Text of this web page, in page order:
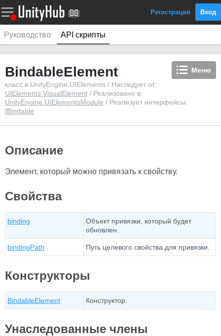
Регистрация Вход
Руководство API скрипты
Меню
BindableElement
класс в UnityEngine.UIElements / Наследует от:
UIElements.VisualElement / Реализовано в:
UnityEngine.UIElementsModule / Реализует интерфейсы:
IBindable
Описание
Элемент, который можно привязать к свойству.
Свойства
binding
Объект привязки, который будет
обновлен.
bindingPath Путь целевого свойства для привязки.
Конструкторы
BindableElement Конструктор.
Унаследованные члены